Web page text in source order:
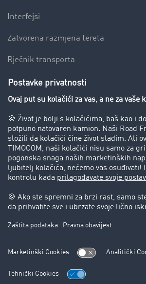
Interfejsi
Zatvorena razmjena tereta
Rječnik transporta
Preduzeće
Success Stories
Korisnici preporučuju korisnike
Blog
Zabrane vožnje za kamione
Pravni
Impresum